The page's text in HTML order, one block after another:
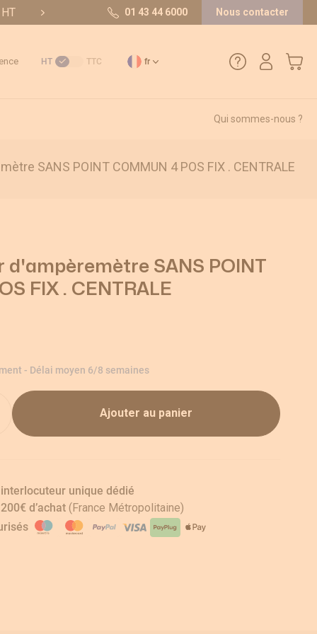
10/10 sur 36 avis
01 43 44 6000 Nous contacter
Comment créer un compte ?
Mon
HT TTC fr
Qui sommes-nous ?
SANS POINT COMMUN 4 POS FIX . CENTRALE
SANS POINT
FIX . CENTRALE
- Délai moyen 6/8 semaines
Ajouter au panier
unique dédié
d’achat(France Métropolitaine)